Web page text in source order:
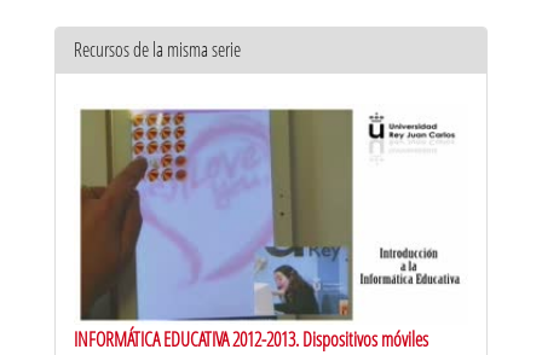
Recursos de la misma serie
INFORMÁTICA EDUCATIVA 2012-2013. Dispositivos móviles